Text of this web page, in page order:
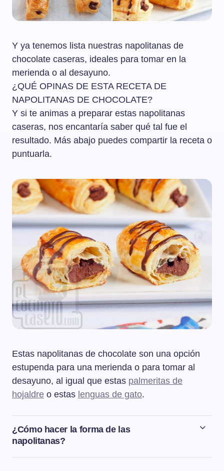
Y ya tenemos lista nuestras napolitanas de
chocolate caseras, ideales para tomar en la
merienda o al desayuno.
¿QUÉ OPINAS DE ESTA RECETA DE
NAPOLITANAS DE CHOCOLATE?
Y si te animas a preparar estas napolitanas
caseras, nos encantaría saber qué tal fue el
resultado. Más abajo puedes compartir la receta o
puntuarla.
Estas napolitanas de chocolate son una opción
estupenda para una merienda o para tomar al
desayuno, al igual que estas palmeritas de
hojaldre o estas lenguas de gato.
¿Cómo hacer la forma de las
napolitanas?
Para dar forma a las napolitanas de hojaldre